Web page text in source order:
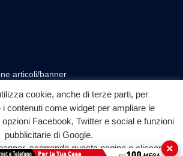
articoli/banner
f
Facebook
◎ ▶
YouTube
cookie, anche di terze parti, per
contenuti come widget per ampliare le
Facebook, Twitter e social e funzioni
pubblicitarie di Google.
scorrendo questa pagina o cliccando
×